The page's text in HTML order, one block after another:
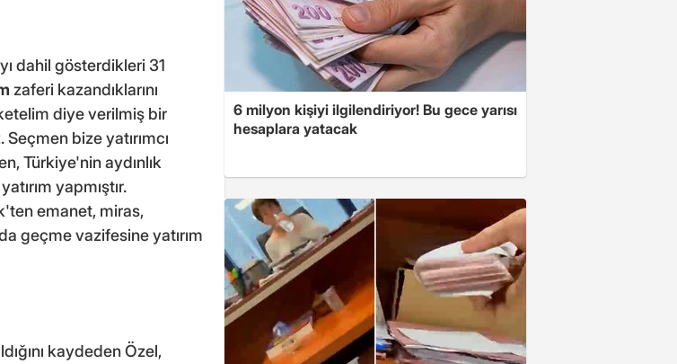
dahil gösterdikleri 31
zaferi kazandıklarını
diye verilmiş bir
bize yatırımcı
Türkiye'nin aydınlık
yapmıştır.
emanet, miras,
geçme vazifesine yatırım
kaydeden Özel,
6 milyon kişiyi ilgilendiriyor! Bu gece yarısı
hesaplara yatacak